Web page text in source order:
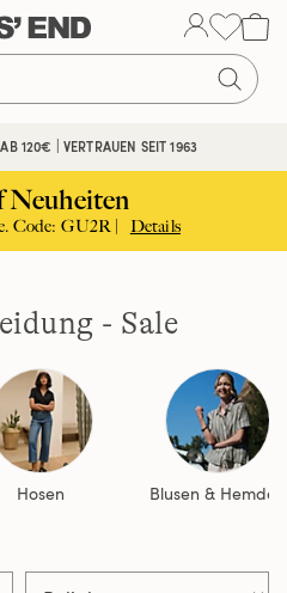
120€ | VERTRAUEN SEIT 1963
Neuheiten
Code: GU2R | Details
- Sale
Hosen Blusen & Hemden